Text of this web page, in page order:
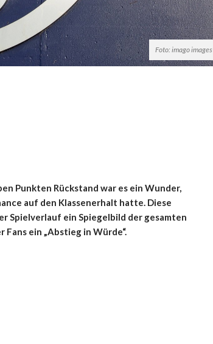
Foto: imago images
Punkten Rückstand war es ein Wunder,
auf den Klassenerhalt hatte. Diese
Spielverlauf ein Spiegelbild der gesamten
ein „Abstieg in Würde“.